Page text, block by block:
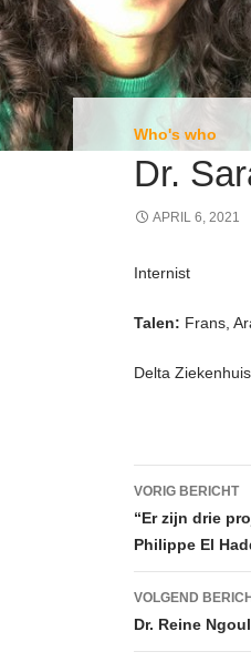
Who's who
Dr.
APRIL 6, 2021
Internist
Talen: Frans,
Delta Ziekenhuis
VORIG BERICHT
“Er zijn drie
Philippe El
VOLGEND
Dr. Reine